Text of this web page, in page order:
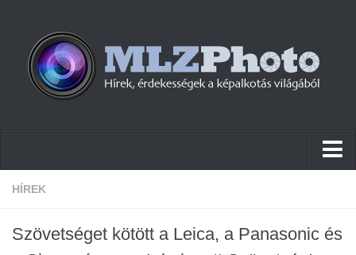
Hírek
Cikkek
HÍREK
Szövetséget kötött a Leica, a Panasonic és